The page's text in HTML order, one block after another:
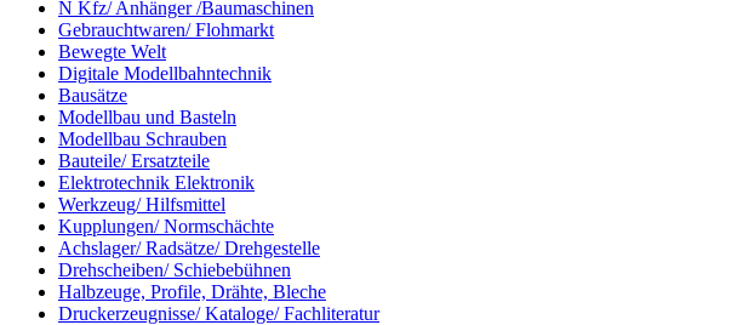
N Kfz/ Anhänger /Baumaschinen
Gebrauchtwaren/ Flohmarkt
Bewegte Welt
Digitale Modellbahntechnik
Bausätze
Modellbau und Basteln
Modellbau Schrauben
Bauteile/ Ersatzteile
Elektrotechnik Elektronik
Werkzeug/ Hilfsmittel
Kupplungen/ Normschächte
Achslager/ Radsätze/ Drehgestelle
Drehscheiben/ Schiebebühnen
Halbzeuge, Profile, Drähte, Bleche
Druckerzeugnisse/ Kataloge/ Fachliteratur